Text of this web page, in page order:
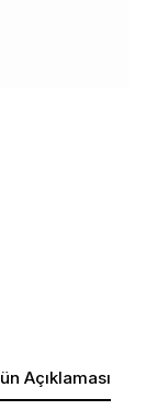
Açıklaması